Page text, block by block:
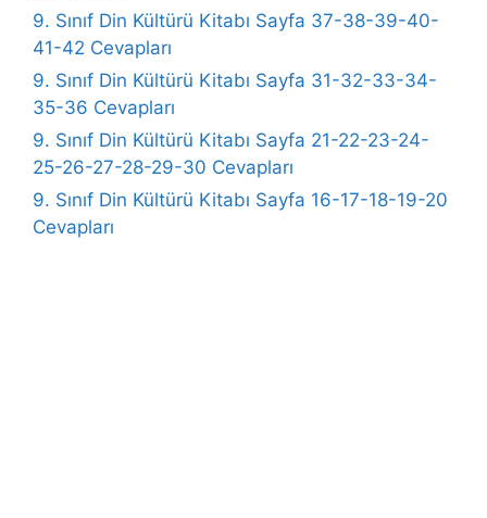
9. Sınıf Din Kültürü Kitabı Sayfa 37-38-39-40-
41-42 Cevapları
9. Sınıf Din Kültürü Kitabı Sayfa 31-32-33-34-
35-36 Cevapları
9. Sınıf Din Kültürü Kitabı Sayfa 21-22-23-24-
25-26-27-28-29-30 Cevapları
9. Sınıf Din Kültürü Kitabı Sayfa 16-17-18-19-20
Cevapları